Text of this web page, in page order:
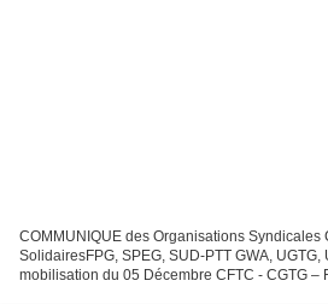
COMMUNIQUE des Organisations Syndicales
SolidairesFPG, SPEG, SUD-PTT GWA,
mobilisation du 05 Décembre CFTC - CGTG –